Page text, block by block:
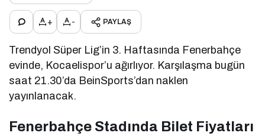
+ - PAYLAŞ
Trendyol Süper Lig’in 3. Haftasında Fenerbahçe
evinde, Kocaelispor’u ağırlıyor. Karşılaşma bugün
saat 21.30’da BeinSports’dan naklen
yayınlanacak.
Fenerbahçe Stadında Bilet Fiyatları